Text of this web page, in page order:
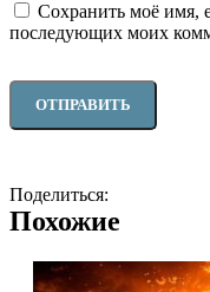
Сохранить моё имя,
последующих моих
Поделиться:
Похожие